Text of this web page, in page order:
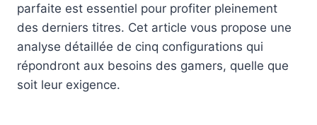
parfaite est essentiel pour profiter pleinement
des derniers titres. Cet article vous propose une
analyse détaillée de cinq configurations qui
répondront aux besoins des gamers, quelle que
soit leur exigence.